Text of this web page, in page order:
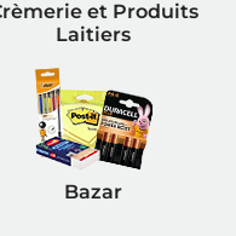
et Produits
Laitiers
Bazar